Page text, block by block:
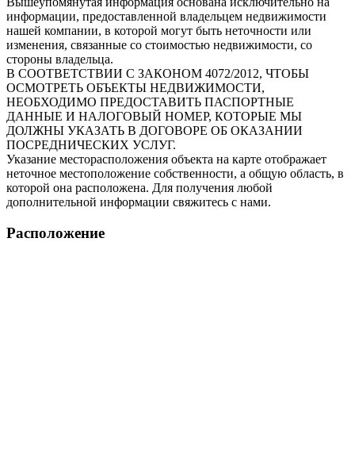
информации, предоставленной владельцем недвижимости
нашей компании, в которой могут быть неточности или
изменения, связанные со стоимостью недвижимости, со
стороны владельца.
В СООТВЕТСТВИИ С ЗАКОНОМ 4072/2012, ЧТОБЫ
ОСМОТРЕТЬ ОБЪЕКТЫ НЕДВИЖИМОСТИ,
НЕОБХОДИМО ПРЕДОСТАВИТЬ ПАСПОРТНЫЕ
ДАННЫЕ И НАЛОГОВЫЙ НОМЕР, КОТОРЫЕ МЫ
ДОЛЖНЫ УКАЗАТЬ В ДОГОВОРЕ ОБ ОКАЗАНИИ
ПОСРЕДНИЧЕСКИХ УСЛУГ.
Указание месторасположения объекта на карте отображает
неточное местоположение собственности, а общую область, в
которой она расположена. Для получения любой
дополнительной информации свяжитесь с нами.
Расположение